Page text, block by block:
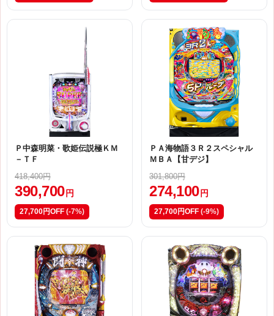
Ｐ中森明菜・歌姫伝説極ＫＭ
－ＴＦ
418,400円
390,700 円
27,700円OFF (-7%)
ＰＡ海物語３Ｒ２スペシャル
ＭＢＡ【甘デジ】
301,800円
274,100 円
27,700円OFF (-9%)